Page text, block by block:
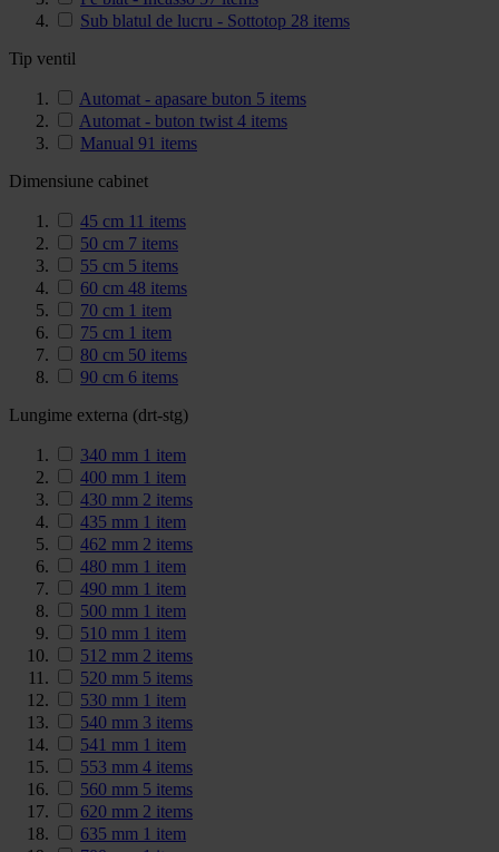
Sub blatul de lucru - Sottotop 28 items
Tip ventil
Automat - apasare buton 5 items
Automat - buton twist 4 items
Manual 91 items
Dimensiune cabinet
45 cm 11 items
50 cm 7 items
55 cm 5 items
60 cm 48 items
70 cm 1 item
75 cm 1 item
80 cm 50 items
90 cm 6 items
Lungime externa (drt-stg)
340 mm 1 item
400 mm 1 item
430 mm 2 items
435 mm 1 item
462 mm 2 items
480 mm 1 item
490 mm 1 item
500 mm 1 item
510 mm 1 item
512 mm 2 items
520 mm 5 items
530 mm 1 item
540 mm 3 items
541 mm 1 item
553 mm 4 items
560 mm 5 items
620 mm 2 items
635 mm 1 item